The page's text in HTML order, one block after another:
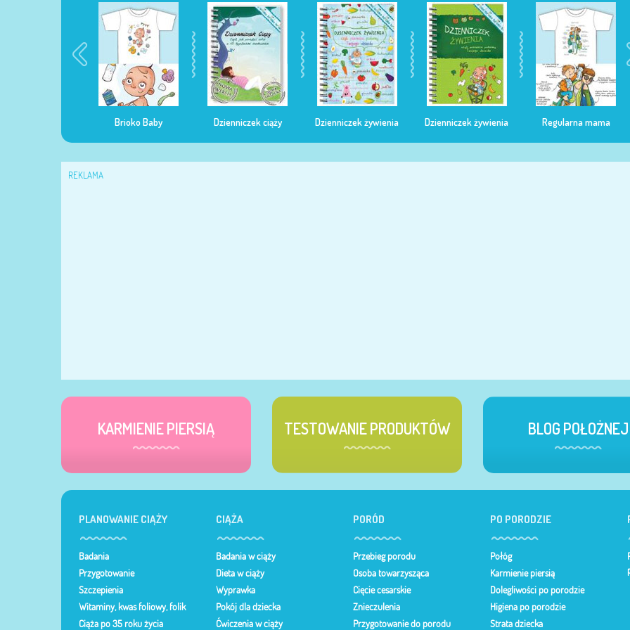
Brioko Baby Dzienniczek ciąży Dzienniczek żywienia Dzienniczek żywienia Regularna mama
REKLAMA
KARMIENIE PIERSIĄ TESTOWANIE PRODUKTÓW BLOG POŁOŻNEJ
PLANOWANIE CIĄŻY
Badania
Przygotowanie
Szczepienia
Witaminy, kwas foliowy, folik
Ciąża po 35 roku życia
CIĄŻA
Badania w ciąży
Dieta w ciąży
Wyprawka
Pokój dla dziecka
Ćwiczenia w ciąży
PORÓD
Przebieg porodu
Osoba towarzysząca
Cięcie cesarskie
Znieczulenia
Przygotowanie do porodu
PO PORODZIE
Połóg
Karmienie piersią
Dolegliwości po porodzie
Higiena po porodzie
Strata dziecka